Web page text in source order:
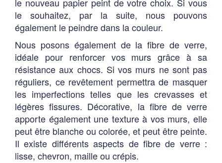
le nouveau papier peint de votre choix. Si vous
le souhaitez, par la suite, nous pouvons
également le peindre dans la couleur.
Nous posons également de la fibre de verre,
idéale pour renforcer vos murs grâce à sa
résistance aux chocs. Si vos murs ne sont pas
réguliers, ce revêtement permettra de masquer
les imperfections telles que les crevasses et
légères fissures. Décorative, la fibre de verre
apporte également une texture à vos murs, elle
peut être blanche ou colorée, et peut être peinte.
Il existe différents aspects de fibre de verre :
lisse, chevron, maille ou crépis.